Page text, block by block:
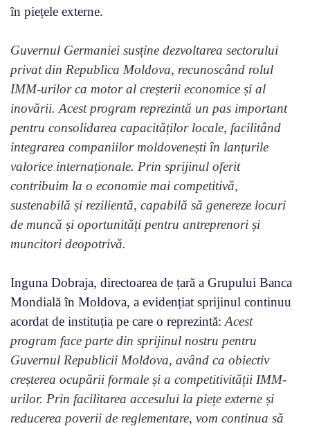
în piețele externe.
Guvernul Germaniei susține dezvoltarea sectorului
privat din Republica Moldova, recunoscând rolul
IMM-urilor ca motor al creșterii economice și al
inovării. Acest program reprezintă un pas important
pentru consolidarea capacităților locale, facilitând
integrarea companiilor moldovenești în lanțurile
valorice internaționale. Prin sprijinul oferit
contribuim la o economie mai competitivă,
sustenabilă și rezilientă, capabilă să genereze locuri
de muncă și oportunități pentru antreprenori și
muncitori deopotrivă.
Inguna Dobraja, directoarea de țară a Grupului Banca
Mondială în Moldova, a evidențiat sprijinul continuu
acordat de instituția pe care o reprezintă: Acest
program face parte din sprijinul nostru pentru
Guvernul Republicii Moldova, având ca obiectiv
creșterea ocupării formale și a competitivității IMM-
urilor. Prin facilitarea accesului la piețe externe și
reducerea poverii de reglementare, vom continua să